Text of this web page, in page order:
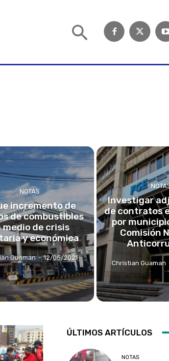
NOTAS
incremento de
de combustibles
medio de crisis
y económica
Guaman - 12/05/2021
Investigar
de contratos
por
Comisión
Christian Guaman
ÚLTIMOS ARTÍCULOS
NOTAS